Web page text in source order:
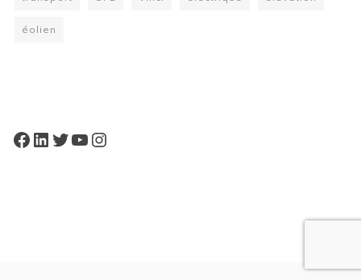
éolien
Facebook
LinkedIn
Twitter
YouTube
Instagram